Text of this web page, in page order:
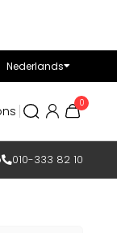
Nederlands
0
010-333 82 10